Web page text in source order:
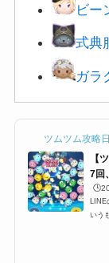
ビー
式典
ガラ
ツムツム攻略
【
7回
LINE
いう